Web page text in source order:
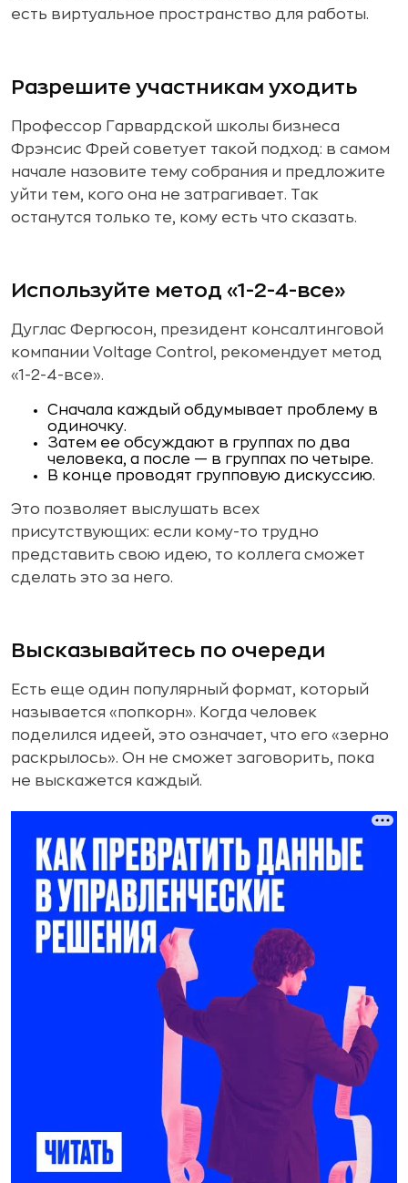
есть виртуальное пространство для работы.
Разрешите участникам уходить
Профессор Гарвардской школы бизнеса
Фрэнсис Фрей советует такой подход: в самом
начале назовите тему собрания и предложите
уйти тем, кого она не затрагивает. Так
останутся только те, кому есть что сказать.
Используйте метод «1-2-4-все»
Дуглас Фергюсон, президент консалтинговой
компании Voltage Control, рекомендует метод
«1-2-4-все».
Сначала каждый обдумывает проблему в
одиночку.
Затем ее обсуждают в группах по два
человека, а после — в группах по четыре.
В конце проводят групповую дискуссию.
Это позволяет выслушать всех
присутствующих: если кому-то трудно
представить свою идею, то коллега сможет
сделать это за него.
Высказывайтесь по очереди
Есть еще один популярный формат, который
называется «попкорн». Когда человек
поделился идеей, это означает, что его «зерно
раскрылось». Он не сможет заговорить, пока
не выскажется каждый.